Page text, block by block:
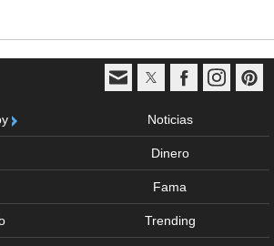
Noticias
Dinero
Fama
Trending